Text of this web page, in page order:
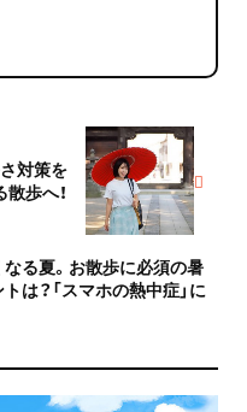
る夏。お散歩に必須の暑
は？「スマホの熱中症」に
対策を
散歩へ！